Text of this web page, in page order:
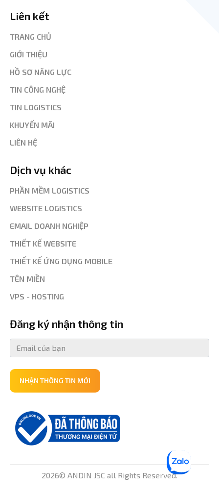
Liên kết
TRANG CHỦ
GIỚI THIỆU
HỒ SƠ NĂNG LỰC
TIN CÔNG NGHỆ
TIN LOGISTICS
KHUYẾN MÃI
LIÊN HỆ
Dịch vụ khác
PHẦN MỀM LOGISTICS
WEBSITE LOGISTICS
EMAIL DOANH NGHIỆP
THIẾT KẾ WEBSITE
THIẾT KẾ ỨNG DỤNG MOBILE
TÊN MIỀN
VPS - HOSTING
Đăng ký nhận thông tin
NHẬN THÔNG TIN MỚI
2026© ANDIN JSC all Rights Reserved.